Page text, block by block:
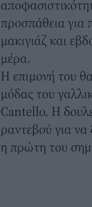
προσπάθεια για
μακιγιάζ και
μέρα.
Η επιμονή του
μόδας του
Cantello. Η
ραντεβού για
η πρώτη του